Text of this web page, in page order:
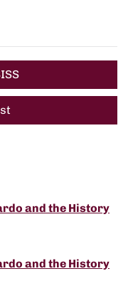
and the History
and the History